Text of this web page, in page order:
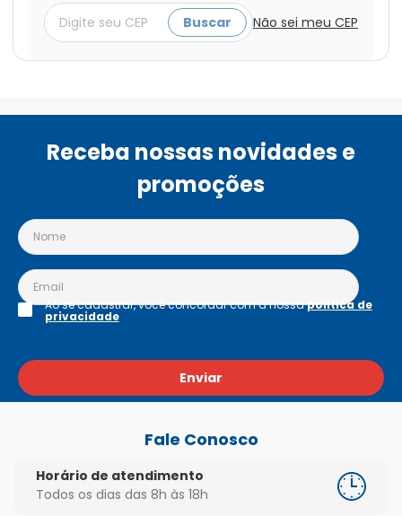
Buscar Não sei meu CEP
Receba nossas novidades e
promoções
Enviar
Ao se cadastrar, você concordar com a nossapolítica de
privacidade
Fale Conosco
Horário de atendimento
Todos os dias das 8h às 18h